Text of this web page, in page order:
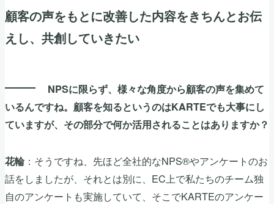
顧客の声をもとに改善した内容をきちんとお伝
えし、共創していきたい
NPSに限らず、様々な角度から顧客の声を集めて
いるんですね。顧客を知るというのはKARTEでも大事にし
ていますが、その部分で何か活用されることはありますか？
花輪：そうですね、先ほど全社的なNPS®やアンケートのお
話をしましたが、それとは別に、EC上で私たちのチーム独
自のアンケートも実施していて、そこでKARTEのアンケー